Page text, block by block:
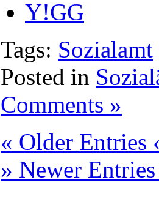
Tags: Sozialamt
Posted in
Comments »
« Older Entries
» Newer